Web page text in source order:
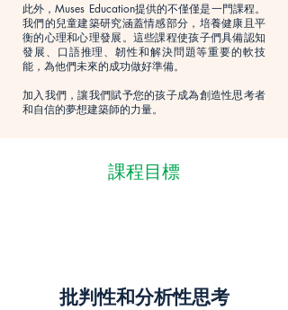
此外，Muses Education提供的不僅僅是一門課程。
我們的兒童建築研究涵蓋情感部分，培養健康且平
衡的心理和心理發展。這些課程使孩子們具備認知
發展、口語推理、韌性和解決問題等重要的軟技
能，為他們未來的成功做好準備。
加入我們，讓我們賦予您的孩子成為創造性思考者
和自信的夢想建築師的力量。
課程目標
批判性和分析性思考